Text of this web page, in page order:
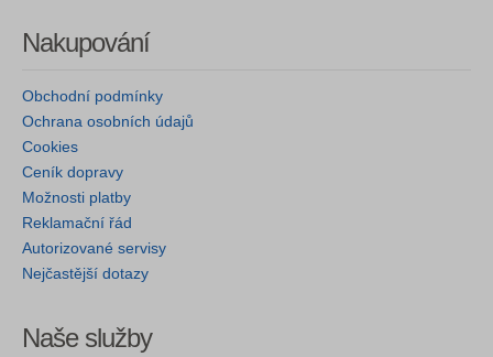
Nakupování
Obchodní podmínky
Ochrana osobních údajů
Cookies
Ceník dopravy
Možnosti platby
Reklamační řád
Autorizované servisy
Nejčastější dotazy
Naše služby